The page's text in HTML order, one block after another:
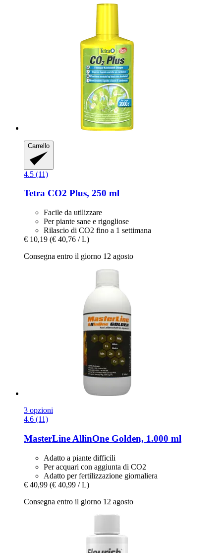
Carrello
4.5 (11)
Tetra CO2 Plus, 250 ml
Facile da utilizzare
Per piante sane e rigogliose
Rilascio di CO2 fino a 1 settimana
€ 10,19 (€ 40,76 / L)
Consegna entro il giorno 12 agosto
3 opzioni
4.6 (11)
MasterLine AllinOne Golden, 1.000 ml
Adatto a piante difficili
Per acquari con aggiunta di CO2
Adatto per fertilizzazione giornaliera
€ 40,99 (€ 40,99 / L)
Consegna entro il giorno 12 agosto